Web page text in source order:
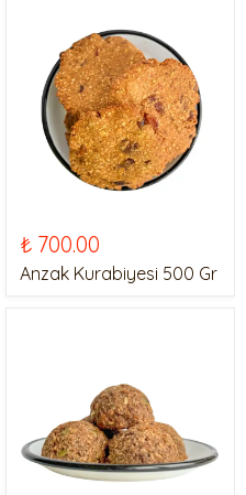
₺ 700.00
Anzak Kurabiyesi 500 Gr